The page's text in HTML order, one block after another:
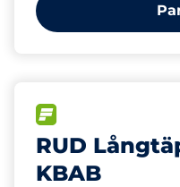
RUD
KBAB
240 m